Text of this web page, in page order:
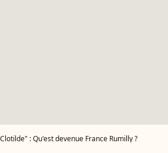
: Qu'est devenue France Rumilly ?